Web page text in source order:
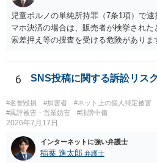
児童ポルノの単純所持罪（7条1項）で
マホ決済の場合は、販売者が検挙され
索差押え等の捜査を受ける危険がありま
6 SNS投稿に関する訴訟リス
#名誉毀損 #加害者 #ネット上の個人特定被害
#風評被害・営業妨害
#誹謗中傷
2026年7月17日
インターネットに強い弁護士
稲葉 進太郎 弁護士